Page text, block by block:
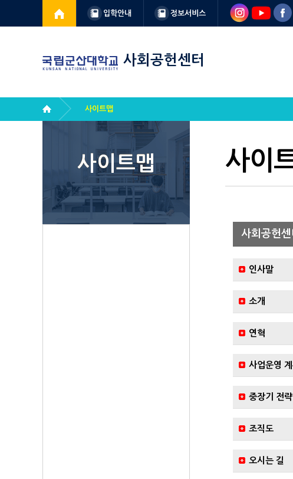
입학안내 정보서비스
사회공헌센터
사이트맵
사이트맵 사이
사회공헌센
인사말
소개
연혁
사업운영 계
중장기 전
조직도
오시는 길